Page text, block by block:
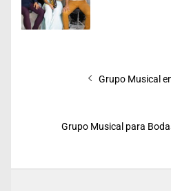
Entrada
Grupo Musical
Entrada
Grupo Musical para